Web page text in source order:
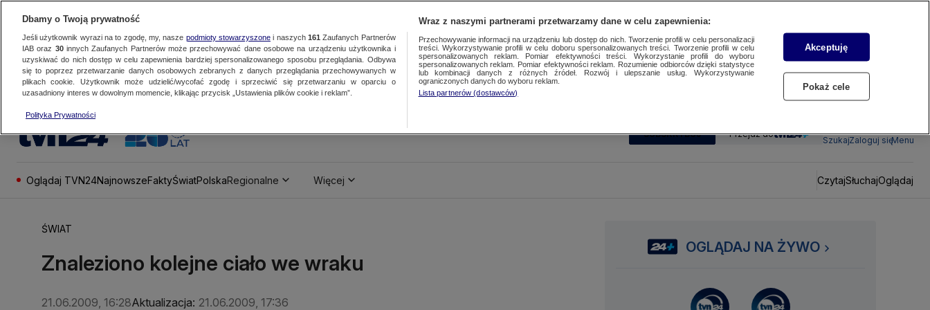
SUBSKRYBUJ Przejdź do
SzukajZaloguj sięMenu
Oglądaj TVN24NajnowszeFaktyŚwiatPolskaRegionalne Więcej CzytajSłuchajOglądaj
ŚWIAT
Znaleziono kolejne ciało we wraku
21.06.2009, 16:28Aktualizacja: 21.06.2009, 17:36
OGLĄDAJ NA ŻYWO
Dbamy o Twoją prywatność
Jeśli użytkownik wyrazi na to zgodę, my, nasze podmioty stowarzyszonei naszych 161 Zaufanych Partnerów
IAB oraz 30innych Zaufanych Partnerów może przechowywać dane osobowe na urządzeniu użytkownika i
uzyskiwać do nich dostęp w celu zapewnienia bardziej spersonalizowanego sposobu przeglądania. Odbywa
się to poprzez przetwarzanie danych osobowych zebranych z danych przeglądania przechowywanych w
plikach cookie. Użytkownik może udzielić/wycofać zgodę i sprzeciwić się przetwarzaniu w oparciu o
uzasadniony interes w dowolnym momencie, klikając przycisk „Ustawienia plików cookie i reklam”.
Polityka Prywatności
Wraz z naszymi partnerami przetwarzamy dane w celu zapewnienia:
Przechowywanie informacji na urządzeniu lub dostęp do nich. Tworzenie profili w celu personalizacji
treści. Wykorzystywanie profili w celu doboru spersonalizowanych treści. Tworzenie profili w celu
spersonalizowanych reklam. Pomiar efektywności treści. Wykorzystanie profili do wyboru
spersonalizowanych reklam. Pomiar efektywności reklam. Rozumienie odbiorców dzięki statystyce
lub kombinacji danych z różnych źródeł. Rozwój i ulepszanie usług. Wykorzystywanie
ograniczonych danych do wyboru reklam.
Lista partnerów (dostawców)
Akceptuję
Pokaż cele